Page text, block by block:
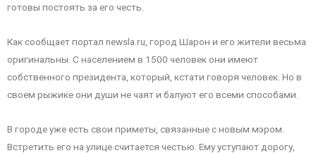
готовы постоять за его честь.
Как сообщает портал newsla.ru, город Шарон и его жители весьма
оригинальны. С населением в 1500 человек они имеют
собственного президента, который, кстати говоря человек. Но в
своем рыжике они души не чаят и балуют его всеми способами.
В городе уже есть свои приметы, связанные с новым мэром.
Встретить его на улице считается честью. Ему уступают дорогу,